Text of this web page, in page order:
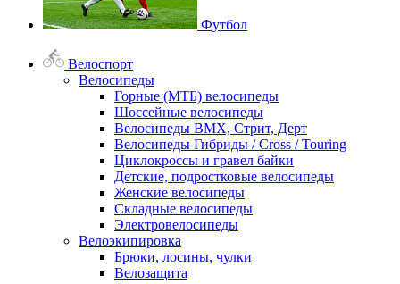
Футбол
Велоспорт
Велосипеды
Горные (МТБ) велосипеды
Шоссейные велосипеды
Велосипеды BMX, Стрит, Дерт
Велосипеды Гибриды / Cross / Touring
Циклокроссы и гравел байки
Детские, подростковые велосипеды
Женские велосипеды
Складные велосипеды
Электровелосипеды
Велоэкипировка
Брюки, лосины, чулки
Велозащита